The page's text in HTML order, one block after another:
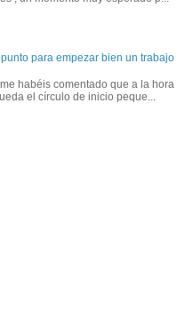
para empezar bien un trabajo
habéis comentado que a la hora
el círculo de inicio peque...